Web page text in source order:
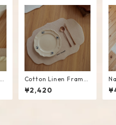
Cotton Linen Frame
Placemat #Beige
¥2,420